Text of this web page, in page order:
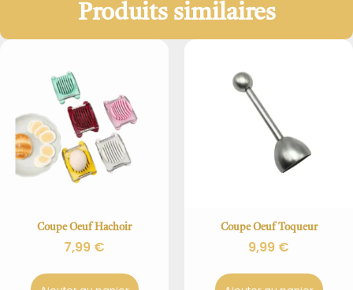
Produits similaires
Coupe Oeuf Hachoir
7,99 €
Coupe Oeuf Toqueur
9,99 €